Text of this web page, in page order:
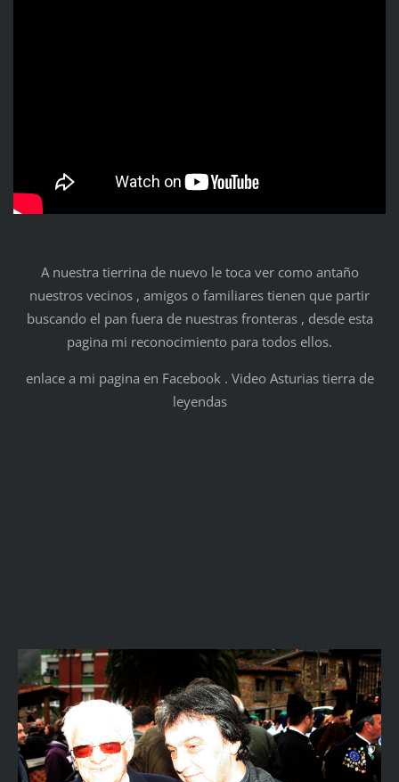
A nuestra tierrina de nuevo le toca ver como antaño
nuestros vecinos , amigos o familiares tienen que partir
buscando el pan fuera de nuestras fronteras , desde esta
pagina mi reconocimiento para todos ellos.
enlace a mi pagina en Facebook . Video Asturias tierra de
leyendas